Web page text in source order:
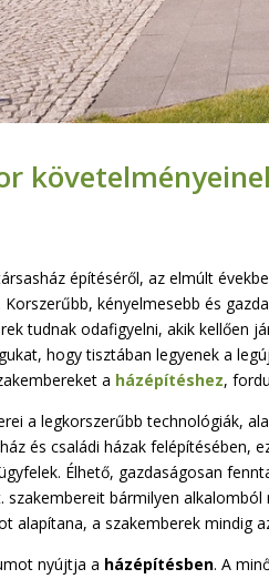
építéséről, az elmúlt
kényelmesebb és
tudnak odafigyelni, akik kellően
hogy tisztában legyenek a
a házépítéshez,
a legkorszerűbb technológiák,
és családi házak felépítésében,
Élhető, gazdaságosan
szakembereit bármilyen
alapítana, a szakemberek mindig
nyújtja a házépítésben. A